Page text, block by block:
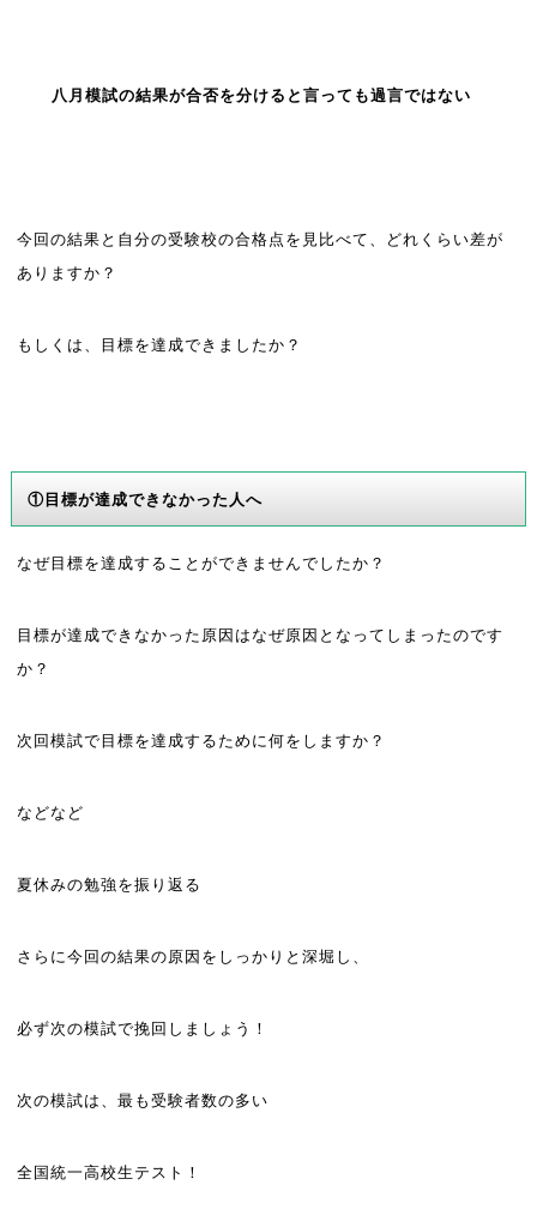
八月模試の結果が合否を分けると言っても過言ではない
今回の結果と自分の受験校の合格点を見比べて、どれくらい差が
ありますか？
もしくは、目標を達成できましたか？
①目標が達成できなかった人へ
なぜ目標を達成することができませんでしたか？
目標が達成できなかった原因はなぜ原因となってしまったのです
か？
次回模試で目標を達成するために何をしますか？
などなど
夏休みの勉強を振り返る
さらに今回の結果の原因をしっかりと深堀し、
必ず次の模試で挽回しましょう！
次の模試は、最も受験者数の多い
全国統一高校生テスト！